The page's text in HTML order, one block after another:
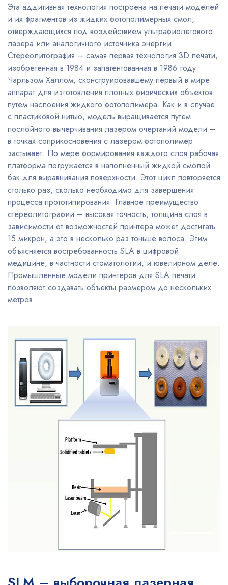
Эта аддитивная технология построена на печати моделей
и их фрагментов из жидких фотополимерных смол,
отверждающихся под воздействием ультрафиолетового
лазера или аналогичного источника энергии.
Стереолитография – самая первая технология 3D печати,
изобретенная в 1984 и запатентованная в 1986 году
Чарльзом Халлом, сконструировавшему первый в мире
аппарат для изготовления плотных физических объектов
путем наслоения жидкого фотополимера. Как и в случае
с пластиковой нитью, модель выращивается путем
послойного вычерчивания лазером очертаний модели –
в точках соприкосновения с лазером фотополимер
застывает. По мере формирования каждого слоя рабочая
платформа погружается в наполненный жидкой смолой
бак для выравнивания поверхности. Этот цикл повторяется
столько раз, сколько необходимо для завершения
процесса прототипирования. Главное преимущество
стереолитографии – высокая точность, толщина слоя в
зависимости от возможностей принтера может достигать
15 микрон, а это в несколько раз тоньше волоса. Этим
объясняется востребованность SLA в цифровой
медицине, в частности стоматологии, и ювелирном деле.
Промышленные модели принтеров для SLA печати
позволяют создавать объекты размером до нескольких
метров.